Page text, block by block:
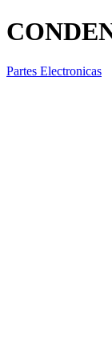
Partes Electronicas